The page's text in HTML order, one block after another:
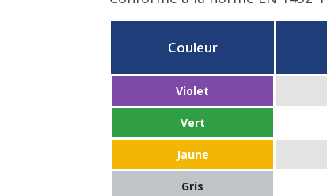
Couleur
Violet
Vert
Jaune
Gris